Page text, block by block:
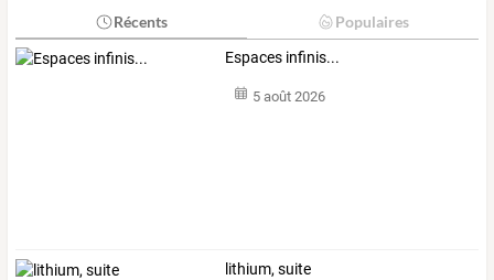
Récents Populaires
Espaces infinis...
5 août 2026
lithium, suite